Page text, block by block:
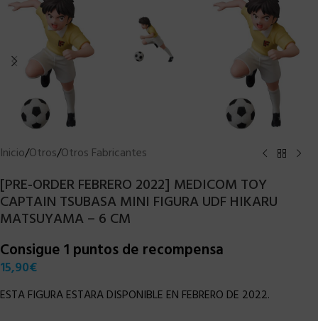
Inicio/Otros/Otros Fabricantes
[PRE-ORDER FEBRERO 2022] MEDICOM TOY
CAPTAIN TSUBASA MINI FIGURA UDF HIKARU
MATSUYAMA – 6 CM
Consigue 1 puntos de recompensa
15,90€
ESTA FIGURA ESTARA DISPONIBLE EN FEBRERO DE 2022.